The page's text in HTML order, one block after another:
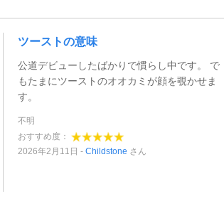
ツーストの意味
公道デビューしたばかりで慣らし中です。 で
もたまにツーストのオオカミが顔を覗かせま
す。
不明
おすすめ度：
2026年2月11日
Childstone さん